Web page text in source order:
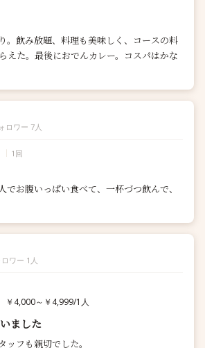
。飲み放題、料理も美味しく、コースの料
えた。最後におでんカレー。コスパはかな
ロワー 7人
1回
でお腹いっぱい食べて、一杯づつ飲んで、
ワー 1人
￥4,000～￥4,999/1人
ました
フも親切でした。